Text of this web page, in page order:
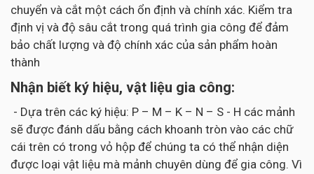
chuyển và cắt một cách ổn định và chính xác. Kiểm tra
định vị và độ sâu cắt trong quá trình gia công để đảm
bảo chất lượng và độ chính xác của sản phẩm hoàn
thành
Nhận biết ký hiệu, vật liệu gia công:
- Dựa trên các ký hiệu: P – M – K – N – S - H các mảnh
sẽ được đánh dấu bằng cách khoanh tròn vào các chữ
cái trên có trong vỏ hộp để chúng ta có thể nhận diện
được loại vật liệu mà mảnh chuyên dùng để gia công. Vì